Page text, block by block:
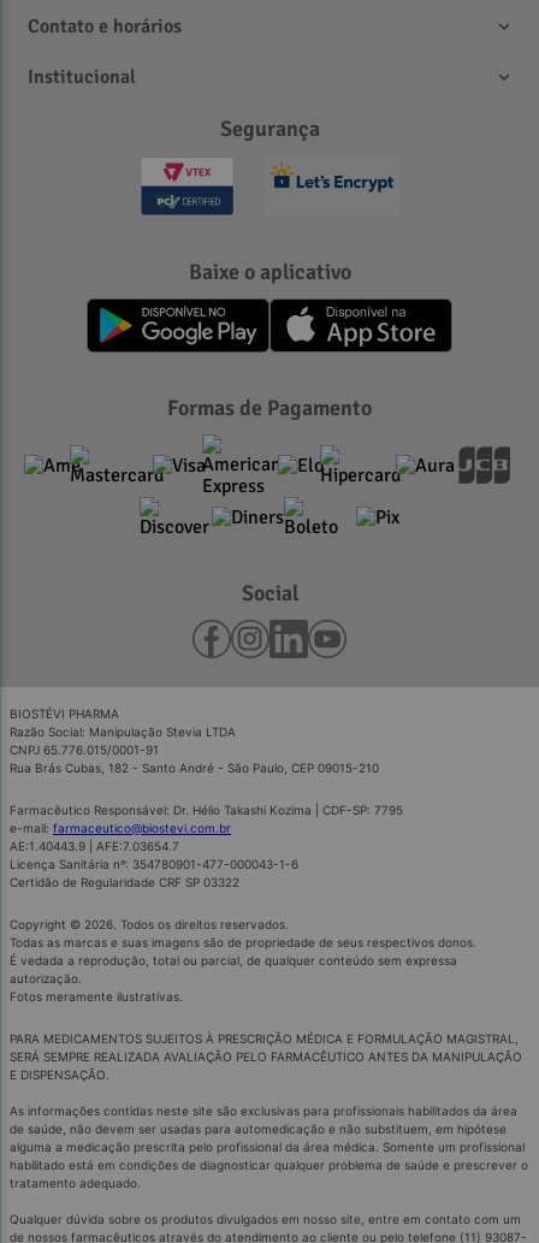
Contato e horários
Institucional
Segurança
Baixe o aplicativo
Formas de Pagamento
Social
BIOSTÉVI PHARMA
Razão Social: Manipulação Stevia LTDA
CNPJ 65.776.015/0001-91
Rua Brás Cubas, 182 - Santo André - São Paulo, CEP 09015-210
Farmacêutico Responsável: Dr. Hélio Takashi Kozima | CDF-SP: 7795
e-mail: farmaceutico@biostevi.com.br
AE:1.40443.9 | AFE:7.03654.7
Licença Sanitária nº: 354780901-477-000043-1-6
Certidão de Regularidade CRF SP 03322
Copyright © 2026. Todos os direitos reservados.
Todas as marcas e suas imagens são de propriedade de seus respectivos donos.
É vedada a reprodução, total ou parcial, de qualquer conteúdo sem expressa
autorização.
Fotos meramente ilustrativas.
PARA MEDICAMENTOS SUJEITOS À PRESCRIÇÃO MÉDICA E FORMULAÇÃO MAGISTRAL,
SERÁ SEMPRE REALIZADA AVALIAÇÃO PELO FARMACÊUTICO ANTES DA MANIPULAÇÃO
E DISPENSAÇÃO.
As informações contidas neste site são exclusivas para profissionais habilitados da área
de saúde, não devem ser usadas para automedicação e não substituem, em hipótese
alguma a medicação prescrita pelo profissional da área médica. Somente um profissional
habilitado está em condições de diagnosticar qualquer problema de saúde e prescrever o
tratamento adequado.
Qualquer dúvida sobre os produtos divulgados em nosso site, entre em contato com um
de nossos farmacêuticos através do atendimento ao cliente ou pelo telefone (11) 93087-